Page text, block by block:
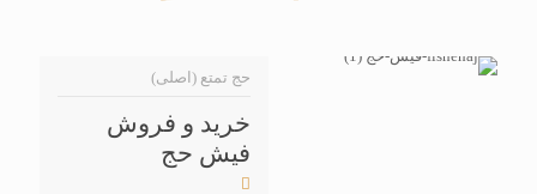
حج تمتع (اصلی)
خرید و فروش
فیش حج